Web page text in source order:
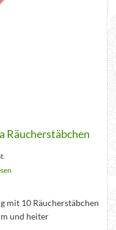
Räucherstäbchen
mit 10 Räucherstäbchen
und heiter